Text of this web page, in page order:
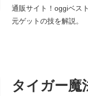
通販サイト！oggiベス
元ゲットの技を解説。
タイガー魔